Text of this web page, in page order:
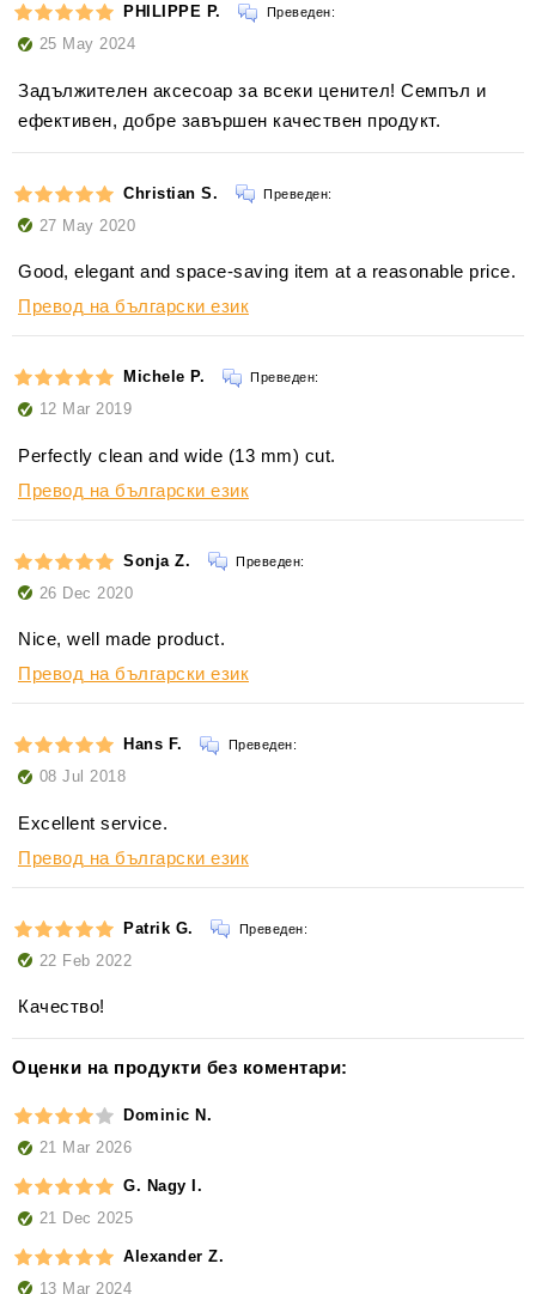
PHILIPPE P. Преведен:
25 May 2024
Задължителен аксесоар за всеки ценител! Семпъл и
ефективен, добре завършен качествен продукт.
Christian S. Преведен:
27 May 2020
Good, elegant and space-saving item at a reasonable price.
Превод на български език
Michele P. Преведен:
12 Mar 2019
Perfectly clean and wide (13 mm) cut.
Превод на български език
Sonja Z. Преведен:
26 Dec 2020
Nice, well made product.
Превод на български език
Hans F. Преведен:
08 Jul 2018
Excellent service.
Превод на български език
Patrik G. Преведен:
22 Feb 2022
Качество!
Оценки на продукти без коментари:
Dominic N.
21 Mar 2026
G. Nagy I.
21 Dec 2025
Alexander Z.
13 Mar 2024